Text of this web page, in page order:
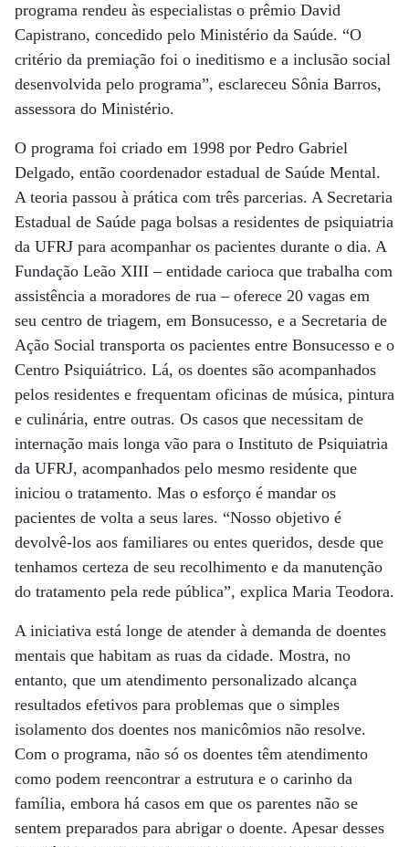
programa rendeu às especialistas o prêmio David
Capistrano, concedido pelo Ministério da Saúde. “O
critério da premiação foi o ineditismo e a inclusão social
desenvolvida pelo programa”, esclareceu Sônia Barros,
assessora do Ministério.
O programa foi criado em 1998 por Pedro Gabriel
Delgado, então coordenador estadual de Saúde Mental.
A teoria passou à prática com três parcerias. A Secretaria
Estadual de Saúde paga bolsas a residentes de psiquiatria
da UFRJ para acompanhar os pacientes durante o dia. A
Fundação Leão XIII – entidade carioca que trabalha com
assistência a moradores de rua – oferece 20 vagas em
seu centro de triagem, em Bonsucesso, e a Secretaria de
Ação Social transporta os pacientes entre Bonsucesso e o
Centro Psiquiátrico. Lá, os doentes são acompanhados
pelos residentes e frequentam oficinas de música, pintura
e culinária, entre outras. Os casos que necessitam de
internação mais longa vão para o Instituto de Psiquiatria
da UFRJ, acompanhados pelo mesmo residente que
iniciou o tratamento. Mas o esforço é mandar os
pacientes de volta a seus lares. “Nosso objetivo é
devolvê-los aos familiares ou entes queridos, desde que
tenhamos certeza de seu recolhimento e da manutenção
do tratamento pela rede pública”, explica Maria Teodora.
A iniciativa está longe de atender à demanda de doentes
mentais que habitam as ruas da cidade. Mostra, no
entanto, que um atendimento personalizado alcança
resultados efetivos para problemas que o simples
isolamento dos doentes nos manicômios não resolve.
Com o programa, não só os doentes têm atendimento
como podem reencontrar a estrutura e o carinho da
família, embora há casos em que os parentes não se
sentem preparados para abrigar o doente. Apesar desses